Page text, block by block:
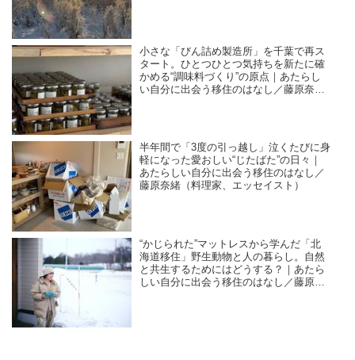
小さな「びん詰め製造所」を千葉で再ス
タート。ひとつひとつ気持ちを新たに確
かめる“調味料づくり”の原点｜あたらし
い自分に出会う移住のはなし／藤原奈緒
半年間で「3度の引っ越し」泣くたびに身
軽になった愛おしい“じたばた”の日々｜
あたらしい自分に出会う移住のはなし／
藤原奈緒（料理家、エッセイスト）
“かじられた”マットレスから学んだ「北
海道移住」野生動物と人の暮らし。自然
と共生するためにはどうする？｜あたら
しい自分に出会う移住のはなし／藤原奈